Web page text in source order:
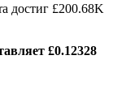
металлы и
достиг £200.68K
£0.12328